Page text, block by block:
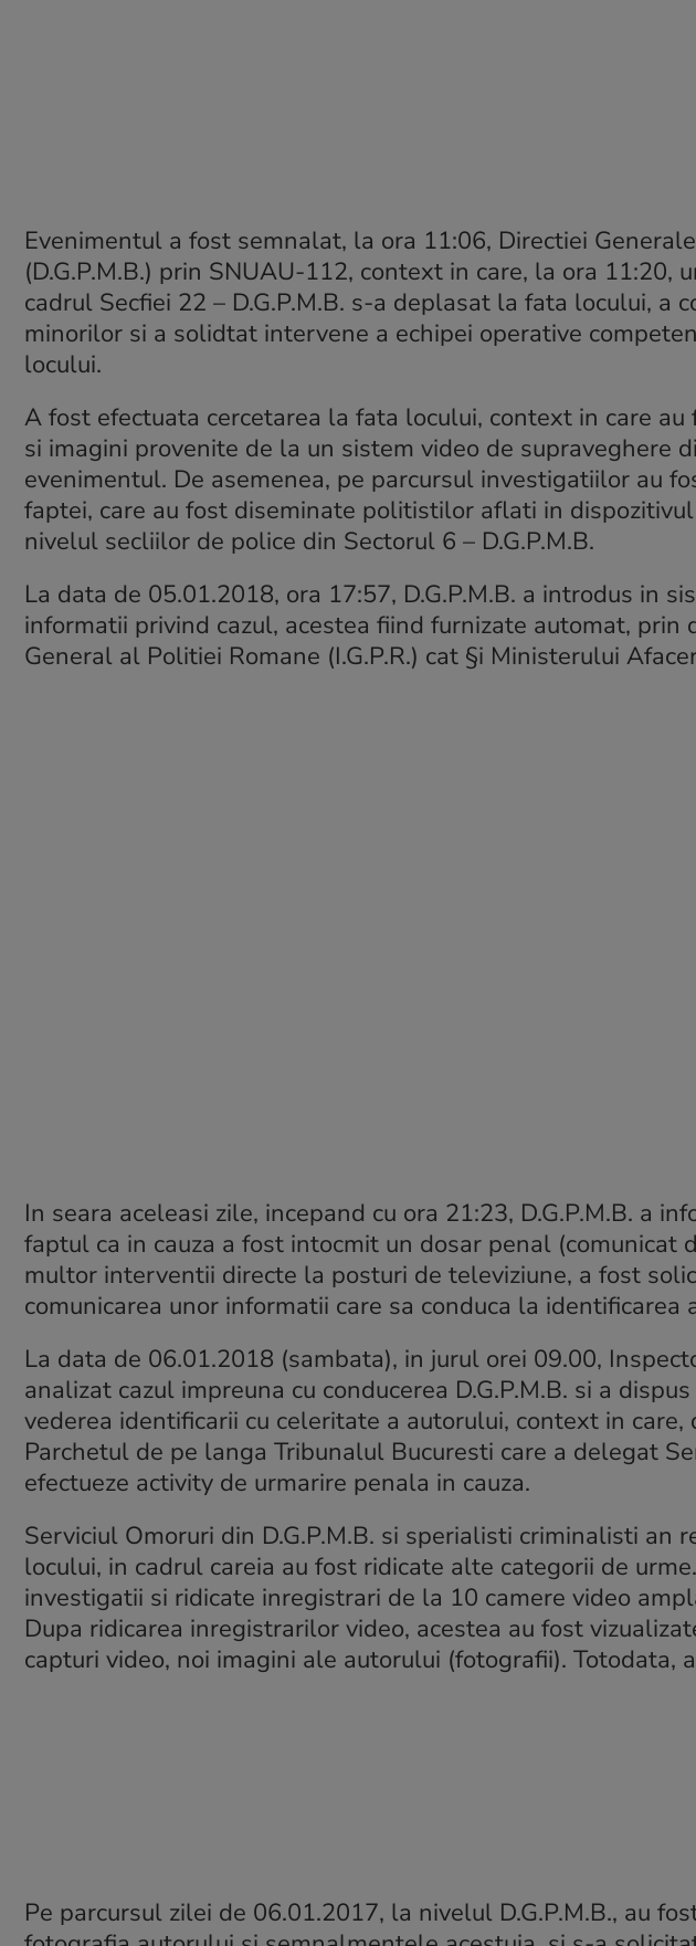
Evenimentul a fost semnalat, la ora 11:06, Directiei
(D.G.P.M.B.) prin SNUAU-112, context in care, la ora 11:20,
cadrul Secfiei 22 – D.G.P.M.B. s-a deplasat la fata locului,
minorilor si a solidtat intervene a echipei operative
locului.
A fost efectuata cercetarea la fata locului, context in care
si imagini provenite de la un sistem video de supraveghere
evenimentul. De asemenea, pe parcursul investigatiilor au
faptei, care au fost diseminate politistilor aflati in
nivelul secliilor de police din Sectorul 6 – D.G.P.M.B.
La data de 05.01.2018, ora 17:57, D.G.P.M.B. a introdus in
informatii privind cazul, acestea fiind furnizate automat, prin
General al Politiei Romane (I.G.P.R.) cat §i Ministerului
In seara aceleasi zile, incepand cu ora 21:23, D.G.P.M.B. a
faptul ca in cauza a fost intocmit un dosar penal (comunicat
multor interventii directe la posturi de televiziune, a fost
comunicarea unor informatii care sa conduca la identificarea
La data de 06.01.2018 (sambata), in jurul orei 09.00,
analizat cazul impreuna cu conducerea D.G.P.M.B. si a
vederea identificarii cu celeritate a autorului, context in
Parchetul de pe langa Tribunalul Bucuresti care a delegat
efectueze activity de urmarire penala in cauza.
Serviciul Omoruri din D.G.P.M.B. si sperialisti criminalisti an
locului, in cadrul careia au fost ridicate alte categorii de
investigatii si ridicate inregistrari de la 10 camere video
Dupa ridicarea inregistrarilor video, acestea au fost
capturi video, noi imagini ale autorului (fotografii). Totodata,
Pe parcursul zilei de 06.01.2017, la nivelul D.G.P.M.B., au